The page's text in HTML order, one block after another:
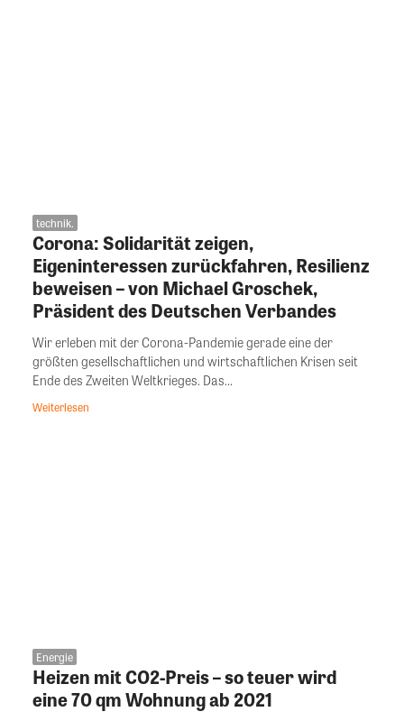
technik.
Corona: Solidarität zeigen,
Eigeninteressen zurückfahren, Resilienz
beweisen – von Michael Groschek,
Präsident des Deutschen Verbandes
Wir erleben mit der Corona-Pandemie gerade eine der
größten gesellschaftlichen und wirtschaftlichen Krisen seit
Ende des Zweiten Weltkrieges. Das...
Weiterlesen
Energie
Heizen mit CO2-Preis – so teuer wird
eine 70 qm Wohnung ab 2021